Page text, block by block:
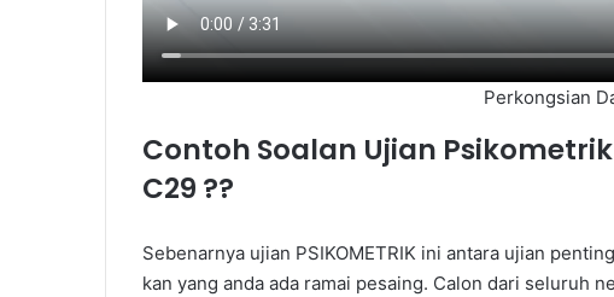
Perkongsian
Contoh Soalan Ujian Psikometrik
C29 ??
Sebenarnya ujian PSIKOMETRIK ini antara ujian
kan yang anda ada ramai pesaing. Calon dari seluruh